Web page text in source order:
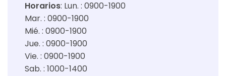
Horarios: Lun. : 0900-1900
Mar. : 0900-1900
Mié. : 0900-1900
Jue. : 0900-1900
Vie. : 0900-1900
Sab. : 1000-1400